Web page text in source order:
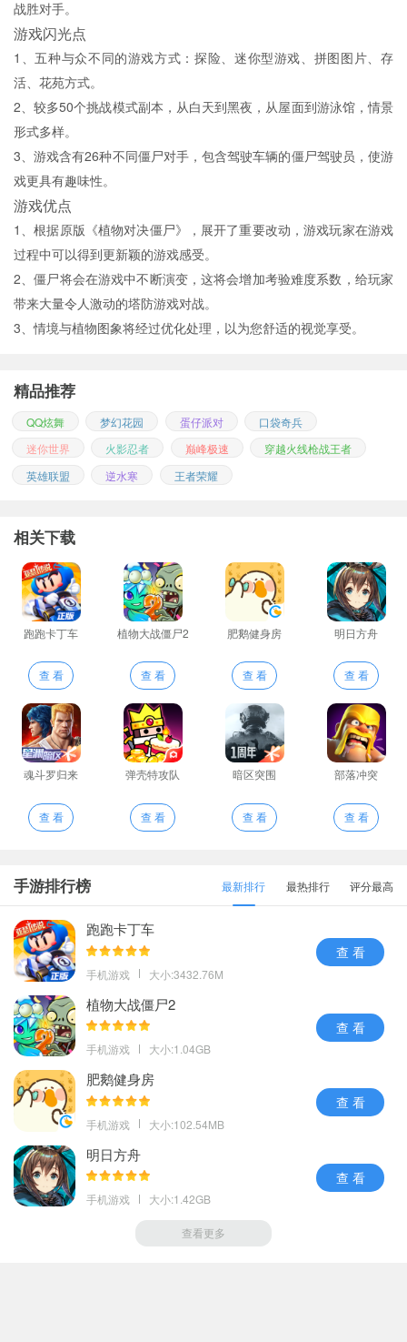
战胜对手。
游戏闪光点
1、五种与众不同的游戏方式：探险、迷你型游戏、拼图图片、存
活、花苑方式。
2、较多50个挑战模式副本，从白天到黑夜，从屋面到游泳馆，情景
形式多样。
3、游戏含有26种不同僵尸对手，包含驾驶车辆的僵尸驾驶员，使游
戏更具有趣味性。
游戏优点
1、根据原版《植物对决僵尸》，展开了重要改动，游戏玩家在游戏
过程中可以得到更新颖的游戏感受。
2、僵尸将会在游戏中不断演变，这将会增加考验难度系数，给玩家
带来大量令人激动的塔防游戏对战。
3、情境与植物图象将经过优化处理，以为您舒适的视觉享受。
精品推荐
QQ炫舞 梦幻花园 蛋仔派对
口袋奇兵
迷你世界
火影忍者 巅峰极速
穿越火线枪战王者
英雄联盟
逆水寒 王者荣耀
相关下载
跑跑卡丁车
查 看
植物大战僵尸2
查 看
肥鹅健身房
查 看
明日方舟
查 看
魂斗罗归来
查 看
弹壳特攻队
查 看
暗区突围
查 看
部落冲突
查 看
手游排行榜 最新排行 最热排行 评分最高
跑跑卡丁车
手机游戏 大小:3432.76M
查 看
植物大战僵尸2
手机游戏 大小:1.04GB
查 看
肥鹅健身房
手机游戏 大小:102.54MB
查 看
明日方舟
手机游戏 大小:1.42GB
查 看
查看更多